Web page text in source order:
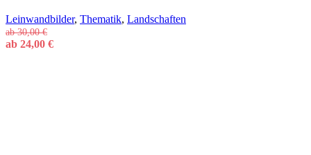
Leinwandbilder, Thematik, Landschaften
ab30,00€
ab 24,00 €